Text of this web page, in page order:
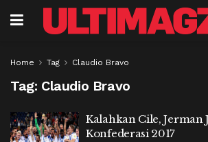
Home Tag Claudio Bravo
Tag: Claudio Bravo
Kalahkan Cile, Jerman
Konfederasi 2017